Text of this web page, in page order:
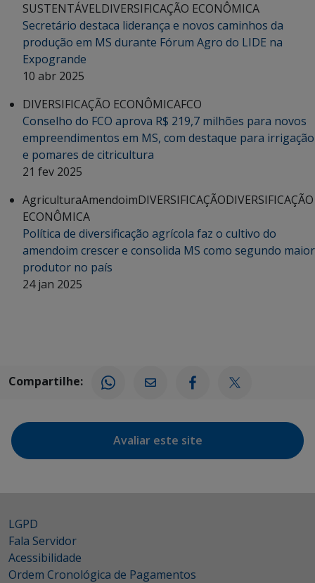
SUSTENTÁVELDIVERSIFICAÇÃO ECONÔMICA
Secretário destaca liderança e novos caminhos da
produção em MS durante Fórum Agro do LIDE na
Expogrande
10 abr 2025
DIVERSIFICAÇÃO ECONÔMICAFCO
Conselho do FCO aprova R$ 219,7 milhões para novos
empreendimentos em MS, com destaque para irrigação
e pomares de citricultura
21 fev 2025
AgriculturaAmendoimDIVERSIFICAÇÃODIVERSIFICAÇÃO
ECONÔMICA
Política de diversificação agrícola faz o cultivo do
amendoim crescer e consolida MS como segundo maior
produtor no país
24 jan 2025
Compartilhe:
Avaliar este site
LGPD
Fala Servidor
Acessibilidade
Ordem Cronológica de Pagamentos